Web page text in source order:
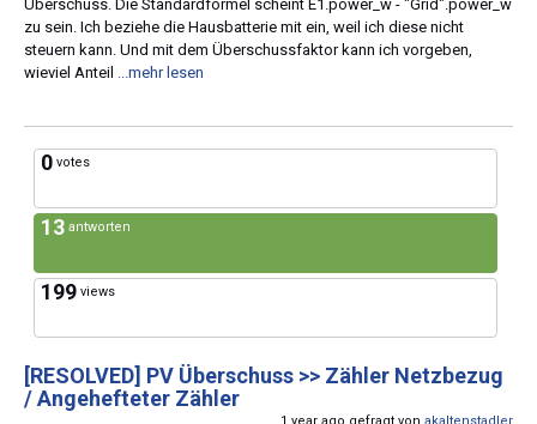
Überschuss. Die Standardformel scheint E1.power_w - "Grid".power_w
zu sein. Ich beziehe die Hausbatterie mit ein, weil ich diese nicht
steuern kann. Und mit dem Überschussfaktor kann ich vorgeben,
wieviel Anteil ...mehr lesen
0 votes
13 antworten
199 views
[RESOLVED] PV Überschuss >> Zähler Netzbezug
/ Angehefteter Zähler